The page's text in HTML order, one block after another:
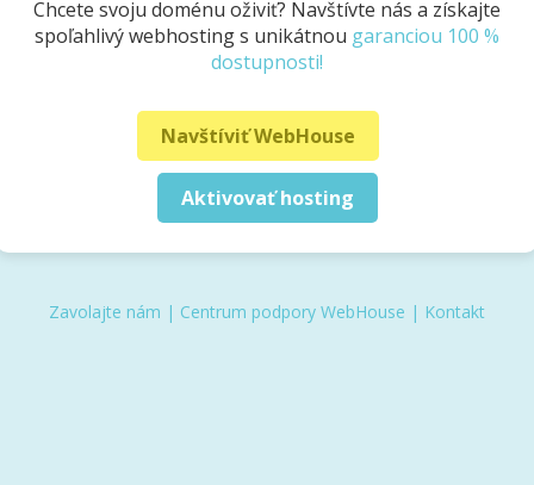
Chcete svoju doménu oživiť? Navštívte nás a získajte
spoľahlivý webhosting s unikátnou garanciou 100 %
dostupnosti!
Navštíviť WebHouse
Aktivovať hosting
Zavolajte nám | Centrum podpory WebHouse | Kontakt